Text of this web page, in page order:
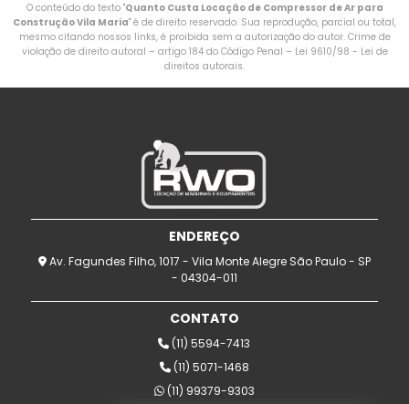
O conteúdo do texto "Quanto Custa Locação de Compressor de Ar para
Construção Vila Maria" é de direito reservado. Sua reprodução, parcial ou total,
mesmo citando nossos links, é proibida sem a autorização do autor. Crime de
violação de direito autoral – artigo 184 do Código Penal – Lei 9610/98 - Lei de
direitos autorais.
ENDEREÇO
Av. Fagundes Filho, 1017 - Vila Monte Alegre São Paulo - SP
- 04304-011
CONTATO
(11) 5594-7413
(11) 5071-1468
(11) 99379-9303